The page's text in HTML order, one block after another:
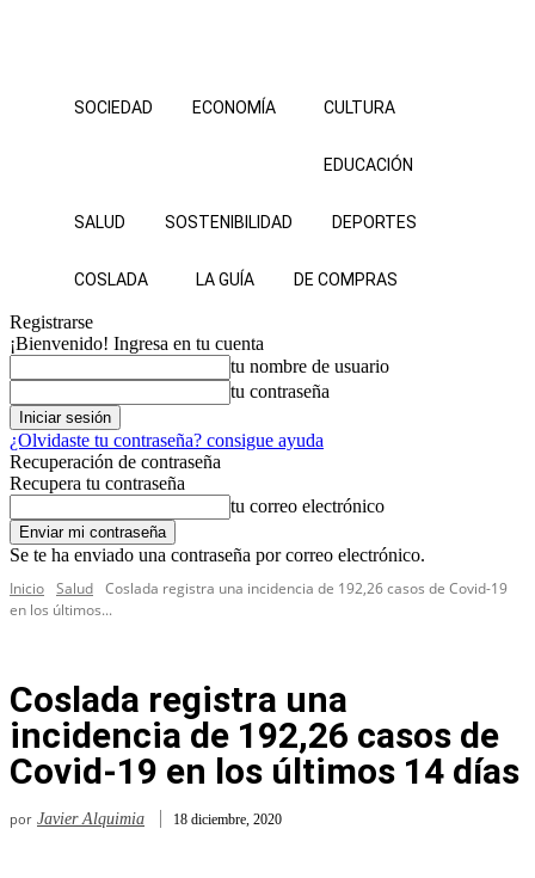
SOCIEDAD ECONOMÍA CULTURA
EDUCACIÓN
SALUD SOSTENIBILIDAD DEPORTES
COSLADA LA GUÍA DE COMPRAS
Registrarse
¡Bienvenido! Ingresa en tu cuenta
tu nombre de usuario
tu contraseña
¿Olvidaste tu contraseña? consigue ayuda
Recuperación de contraseña
Recupera tu contraseña
tu correo electrónico
Se te ha enviado una contraseña por correo electrónico.
Inicio Salud Coslada registra una incidencia de 192,26 casos de Covid-19
en los últimos...
Coslada registra una
incidencia de 192,26 casos de
Covid-19 en los últimos 14 días
por Javier Alquimia 18 diciembre, 2020